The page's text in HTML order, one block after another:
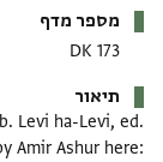
מספר מדף
DK 173
תיאור
Levi ha-Levi, ed.
Amir Ashur here: